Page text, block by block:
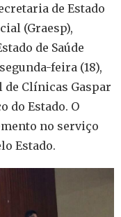
de Estado
(Graesp),
de Saúde
feira (18),
Clínicas Gaspar
do Estado. O
no serviço
Estado.